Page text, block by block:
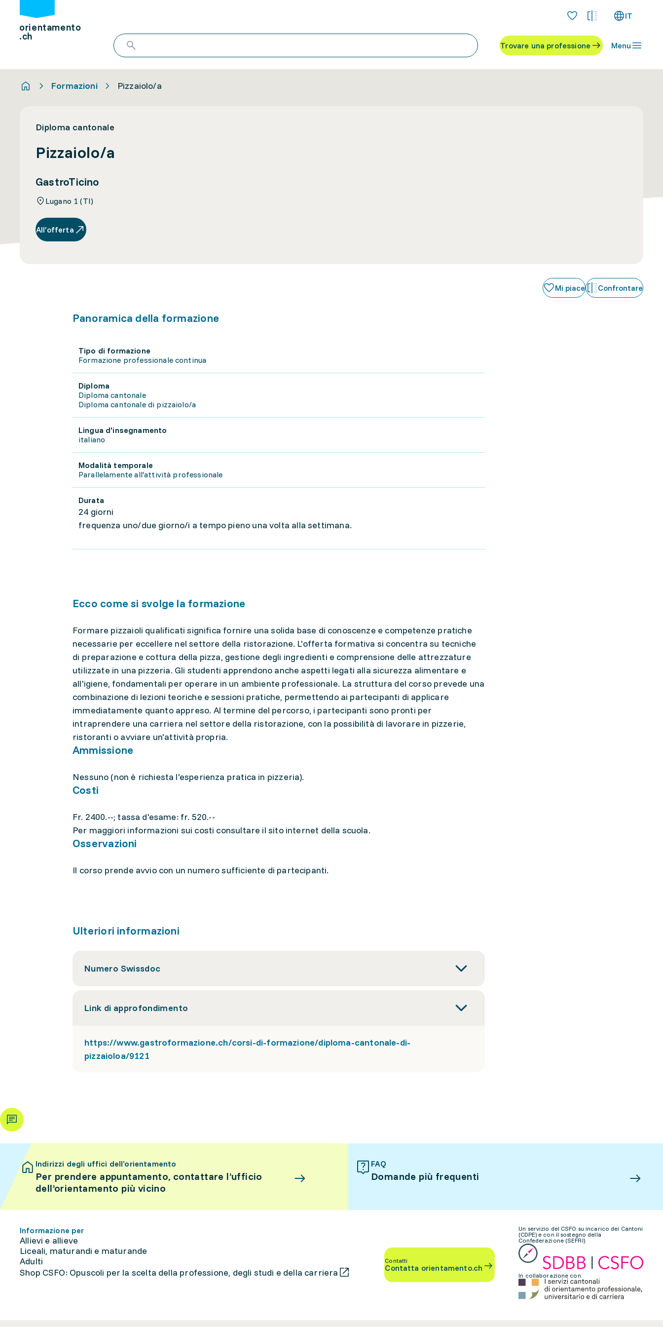
orientamento
.ch
IT
Trovare una professione Menu
Formazioni Pizzaiolo/a
Diploma cantonale
Pizzaiolo/a
GastroTicino
Lugano 1 (TI)
All’offerta
Mi piace Confrontare
Panoramica della formazione
Tipo di formazione
Formazione professionale continua
Diploma
Diploma cantonale
Diploma cantonale di pizzaiolo/a
Lingua d'insegnamento
italiano
Modalità temporale
Parallelamente all'attività professionale
Durata
24 giorni
frequenza uno/due giorno/i a tempo pieno una volta alla settimana.
Ecco come si svolge la formazione
Formare pizzaioli qualificati significa fornire una solida base di conoscenze e competenze pratiche
necessarie per eccellere nel settore della ristorazione. L'offerta formativa si concentra su tecniche
di preparazione e cottura della pizza, gestione degli ingredienti e comprensione delle attrezzature
utilizzate in una pizzeria. Gli studenti apprendono anche aspetti legati alla sicurezza alimentare e
all'igiene, fondamentali per operare in un ambiente professionale. La struttura del corso prevede una
combinazione di lezioni teoriche e sessioni pratiche, permettendo ai partecipanti di applicare
immediatamente quanto appreso. Al termine del percorso, i partecipanti sono pronti per
intraprendere una carriera nel settore della ristorazione, con la possibilità di lavorare in pizzerie,
ristoranti o avviare un'attività propria.
Ammissione
Nessuno (non è richiesta l'esperienza pratica in pizzeria).
Costi
Fr. 2400.--; tassa d'esame: fr. 520.--
Per maggiori informazioni sui costi consultare il sito internet della scuola.
Osservazioni
Il corso prende avvio con un numero sufficiente di partecipanti.
Ulteriori informazioni
Numero Swissdoc
Link di approfondimento
https://www.gastroformazione.ch/corsi-di-formazione/diploma-cantonale-di-
pizzaioloa/9121
Indirizzi degli uffici dell’orientamento
Per prendere appuntamento, contattare l’ufficio
dell’orientamento più vicino
FAQ
Domande più frequenti
Informazione per
Allievi e allieve
Liceali, maturandi e maturande
Adulti
Shop CSFO: Opuscoli per la scelta della professione, degli studi e della carriera
Contatti
Contatta orientamento.ch
Un servizio del CSFO su incarico dei Cantoni
(CDPE) e con il sostegno della
Confederazione (SEFRI)
In collaborazione con: